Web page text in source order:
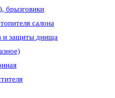
брызговики
салона
и защиты днища